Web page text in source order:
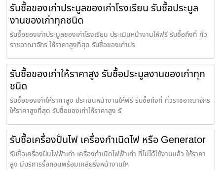
รับซื้อของเก่าประมูลของเก่าโรงเรียน รับซื้อประมูล
งานของเก่าทุกชนิด
รับซื้อของเก่าประมูลของเก่าโรงเรียน ประเมินหน้างานให้ฟรี รับซื้อถึงที่ ทั่ว
ราชอาณาจักร ให้ราคาสูงที่สุด รับซื้อของเก่าปร
รับซื้อของเก่าให้ราคาสูง รับซื้อประมูลงานของเก่าทุก
ชนิด
รับซื้อของเก่าให้ราคาสูง ประเมินหน้างานให้ฟรี รับซื้อถึงที่ ทั่วราชอาณาจักร
ให้ราคาสูงที่สุด รับซื้อของเก่าให้ราคาสูง รั
รับซื้อเครื่องปั่นไฟ เครื่องกำเนิดไฟ หรือ Generator
รับซื้อเครื่องปั่นไฟฟ้าเก่า เครื่องกำเนิดไฟฟ้าเก่า ที่ไม่ได้ใช้งานแล้ว ให้ราคา
สูง มีบริการรื้อถอนพร้อมเคลียริ่งหน้างานให